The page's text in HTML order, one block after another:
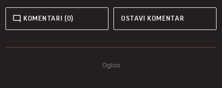
KOMENTARI (0) OSTAVI KOMENTAR